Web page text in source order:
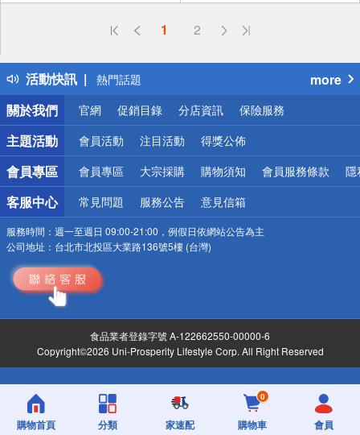
1 2
活動快訊
偏遠地區配送
得獎公告
熱門話題
銀行優惠
偏遠地區配送
詐騙網頁！請小心！
more
關於我們
官網 促銷目錄 分店資訊 保險服務
主題活動 會員活動 注目活動 得獎公佈
會員專區 會員專區 大宗採購 購物須知 會員服務條款 隱
客服中心 常見問題 服務公告 意見信箱
服務時間： 週一至週日 09:00-21:00，例假日依網站公告為主
公司地址： 台北市北投區大業路136號5樓 (台灣)
食品業者登錄字號 A-122662550-00000-6
Copyright©2026 Uni-Prosperity Lifestyle Corp. All Right Reserved
購物首頁 分類 家速配
0
購物車 會員